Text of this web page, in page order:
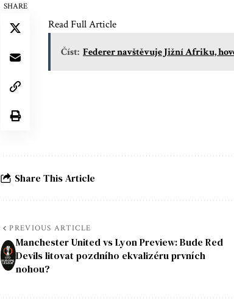
SHARE
Read Full Article
Číst: Federer navštěvuje Jižní Afriku,
Share This Article
PREVIOUS ARTICLE
Manchester United vs Lyon Preview: Bude Red
Devils litovat pozdního ekvalizéru prvních
nohou?